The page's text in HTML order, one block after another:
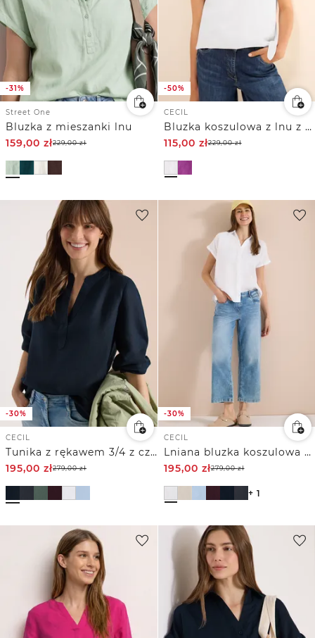
-31%
Street One
Bluzka z mieszanki lnu
159,00 zł229,00zł
-50%
CECIL
Bluzka koszulowa z lnu z węzłami
115,00 zł229,00zł
-30%
CECIL
Tunika z rękawem 3/4 z czystego Inu
195,00 zł279,00zł
-30%
CECIL
Lniana bluzka koszulowa z obniżoną linią ramion
195,00 zł279,00zł
+ 1